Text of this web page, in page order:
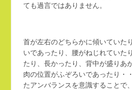
ても過言ではありません。
首が左右のどちらかに傾いていた
いであったり、腰がねじれていた
たり、長かったり、背中が盛りあ
肉の位置がふぞろいであったり・
たアンバランスを意識することで